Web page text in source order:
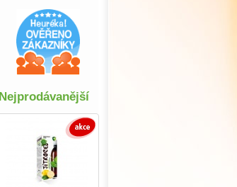
Nejprodávanější